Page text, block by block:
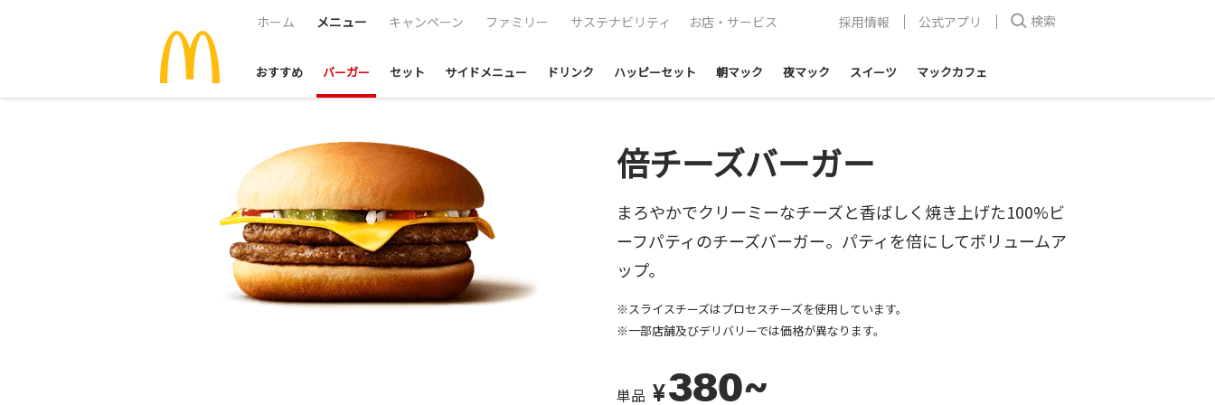
ホーム メニュー キャンペーン ファミリー サステナビリティ お店・サービス 採用情報 公式アプリ 検索
おすすめ バーガー セット サイドメニュー ドリンク ハッピーセット 朝マック 夜マック スイーツ マックカフェ
倍チーズバーガー
まろやかでクリーミーなチーズと香ばしく焼き上げた100%ビ
ーフパティのチーズバーガー。パティを倍にしてボリュームア
ップ。
※スライスチーズはプロセスチーズを使用しています。
※一部店舗及びデリバリーでは価格が異なります。
単品 ¥380~